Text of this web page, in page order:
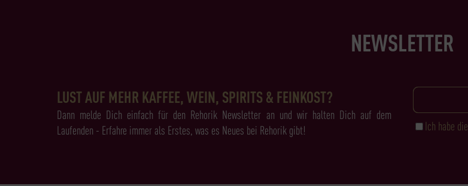
NEWSLETTER
LUST AUF MEHR KAFFEE, WEIN, SPIRITS & FEINKOST?
Dann melde Dich einfach für den Rehorik Newsletter an und wir halten Dich auf dem
Laufenden - Erfahre immer als Erstes, was es Neues bei Rehorik gibt!
Ich habe die